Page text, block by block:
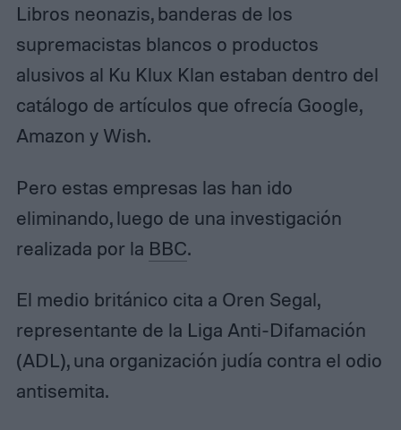
Libros neonazis, banderas de los
supremacistas blancos o productos
alusivos al Ku Klux Klan estaban dentro del
catálogo de artículos que ofrecía Google,
Amazon y Wish.
Pero estas empresas las han ido
eliminando, luego de una investigación
realizada por la BBC.
El medio británico cita a Oren Segal,
representante de la Liga Anti-Difamación
(ADL), una organización judía contra el odio
antisemita.